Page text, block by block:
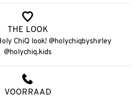
THE LOOK
ChiQ look! @holychiqbyshirley
@holychiq.kids
VOORRAAD